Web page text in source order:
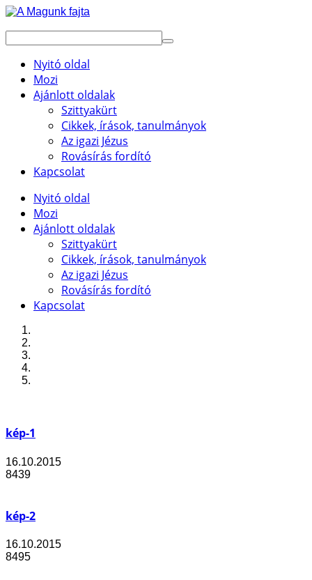
Nyitó oldal
Mozi
Ajánlott oldalak
Szittyakürt
Cikkek, írások, tanulmányok
Az igazi Jézus
Rovásírás fordító
Kapcsolat
Nyitó oldal
Mozi
Ajánlott oldalak
Szittyakürt
Cikkek, írások, tanulmányok
Az igazi Jézus
Rovásírás fordító
Kapcsolat
kép-1
16.10.2015
8439
kép-2
16.10.2015
8495